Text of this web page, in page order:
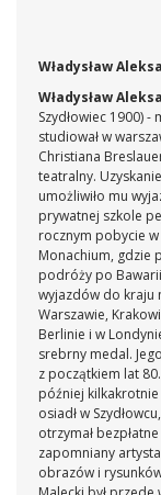
Władysław
Władysław
Szydłowiec 1900)
studiował w
Christiana
teatralny.
umożliwiło mu
prywatnej szkole
rocznym pobycie
Monachium, gdzie
podróży po
wyjazdów do kraju
Warszawie,
Berlinie i w
srebrny medal.
z początkiem lat
później
osiadł w
otrzymał
zapomniany
obrazów i